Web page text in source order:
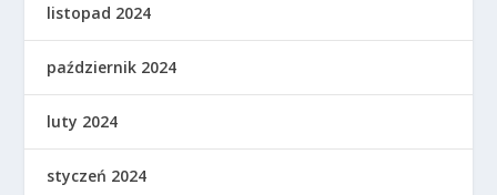
listopad 2024
październik 2024
luty 2024
styczeń 2024